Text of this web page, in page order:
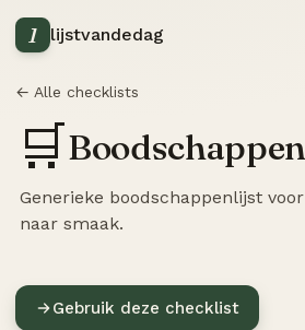
1 lijstvandedag
← Alle checklists
🛒
Generieke boodschappenlijst
naar smaak.
Gebruik deze checklist